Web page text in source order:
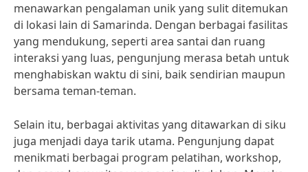
menawarkan pengalaman unik yang sulit ditemukan
di lokasi lain di Samarinda. Dengan berbagai fasilitas
yang mendukung, seperti area santai dan ruang
interaksi yang luas, pengunjung merasa betah untuk
menghabiskan waktu di sini, baik sendirian maupun
bersama teman-teman.
Selain itu, berbagai aktivitas yang ditawarkan di siku
juga menjadi daya tarik utama. Pengunjung dapat
menikmati berbagai program pelatihan, workshop,